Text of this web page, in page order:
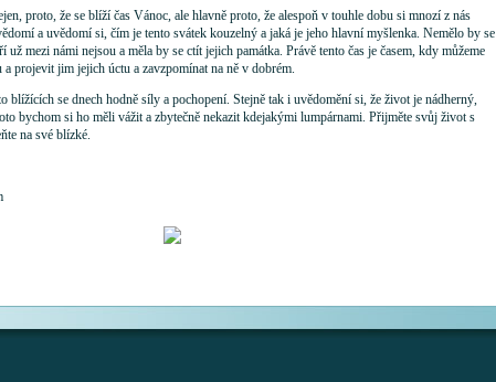
proto, že se blíží čas Vánoc, ale hlavně proto, že alespoň v touhle dobu si mnozí z nás
a uvědomí si, čím je tento svátek kouzelný a jaká je jeho hlavní myšlenka. Nemělo by se
už mezi námi nejsou a měla by se ctít jejich památka. Právě tento čas je časem, kdy můžeme
projevit jim jejich úctu a zavzpomínat na ně v dobrém.
blížících se dnech hodně síly a pochopení. Stejně tak i uvědomění si, že život je nádherný,
bychom si ho měli vážit a zbytečně nekazit kdejakými lumpárnami. Přijměte svůj život s
na své blízké.